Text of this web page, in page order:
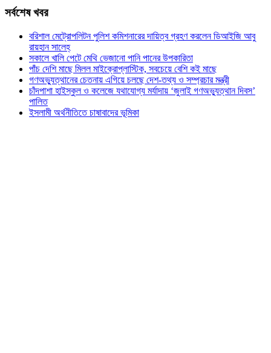
সর্বশেষ খবর
বরিশাল মেট্রোপলিটন পুলিশ কমিশনারের দায়িত্ব গ্রহণ করলেন ডিআইজি আবু
রায়হান সালেহ্
সকালে খালি পেটে মেথি ভেজানো পানি পানের উপকারিতা
পাঁচ দেশি মাছে মিলল মাইক্রোপ্লাস্টিক, সবচেয়ে বেশি কই মাছে
গণঅভ্যুত্থানের চেতনায় এগিয়ে চলছে দেশ-তথ্য ও সম্প্রচার মন্ত্রী
চাঁদপাশা হাইস্কুল ও কলেজে যথাযোগ্য মর্যাদায় ‘জুলাই গণঅভ্যুত্থান দিবস’
পালিত
ইসলামী অর্থনীতিতে চাষাবাদের ভূমিকা